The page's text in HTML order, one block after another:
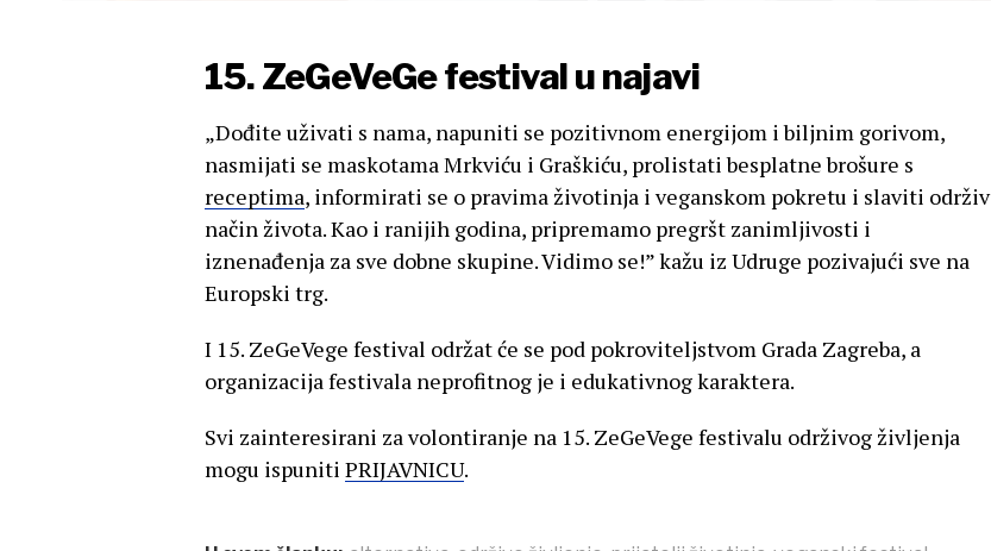
15. ZeGeVeGe festival u najavi
„Dođite uživati s nama, napuniti se pozitivnom energijom i biljnim gorivom,
nasmijati se maskotama Mrkviću i Graškiću, prolistati besplatne brošure s
receptima, informirati se o pravima životinja i veganskom pokretu i slaviti održiv
način života. Kao i ranijih godina, pripremamo pregršt zanimljivosti i
iznenađenja za sve dobne skupine. Vidimo se!” kažu iz Udruge pozivajući sve na
Europski trg.
I 15. ZeGeVege festival održat će se pod pokroviteljstvom Grada Zagreba, a
organizacija festivala neprofitnog je i edukativnog karaktera.
Svi zainteresirani za volontiranje na 15. ZeGeVege festivalu održivog življenja
mogu ispuniti PRIJAVNICU.